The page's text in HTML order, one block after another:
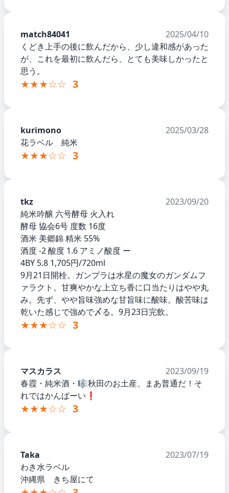
match84041
2025/04/10
くどき上手の後に飲んだから、少し違和感があった
が、これを最初に飲んだら、とても美味しかったと
思う。
★★★☆☆ 3
kurimono
2025/03/28
花ラベル 純米
★★★☆☆ 3
tkz
2023/09/20
純米吟醸 六号酵母 火入れ
酵母 協会6号 度数 16度
酒米 美郷錦 精米 55%
酒度 -2 酸度 1.6 アミノ酸度 ー
4BY 5.8 1,705円/720ml
9月21日開栓。ガンプラは水星の魔女のガンダムフ
ァラクト。甘爽やかな上立ち香に口当たりはやや丸
み。先ず、やや旨味強めな甘旨味に酸味。酸苦味は
乾いた感じで強めで〆る。9月23日完飲。
★★★☆☆ 3
マスカラス
2023/09/19
春霞・純米酒・🎼秋田のお土産、まあ普通だ！そ
れではかんぱーい❗️
★★★☆☆ 3
Taka
2023/07/19
わき水ラベル
沖縄県 きち屋にて